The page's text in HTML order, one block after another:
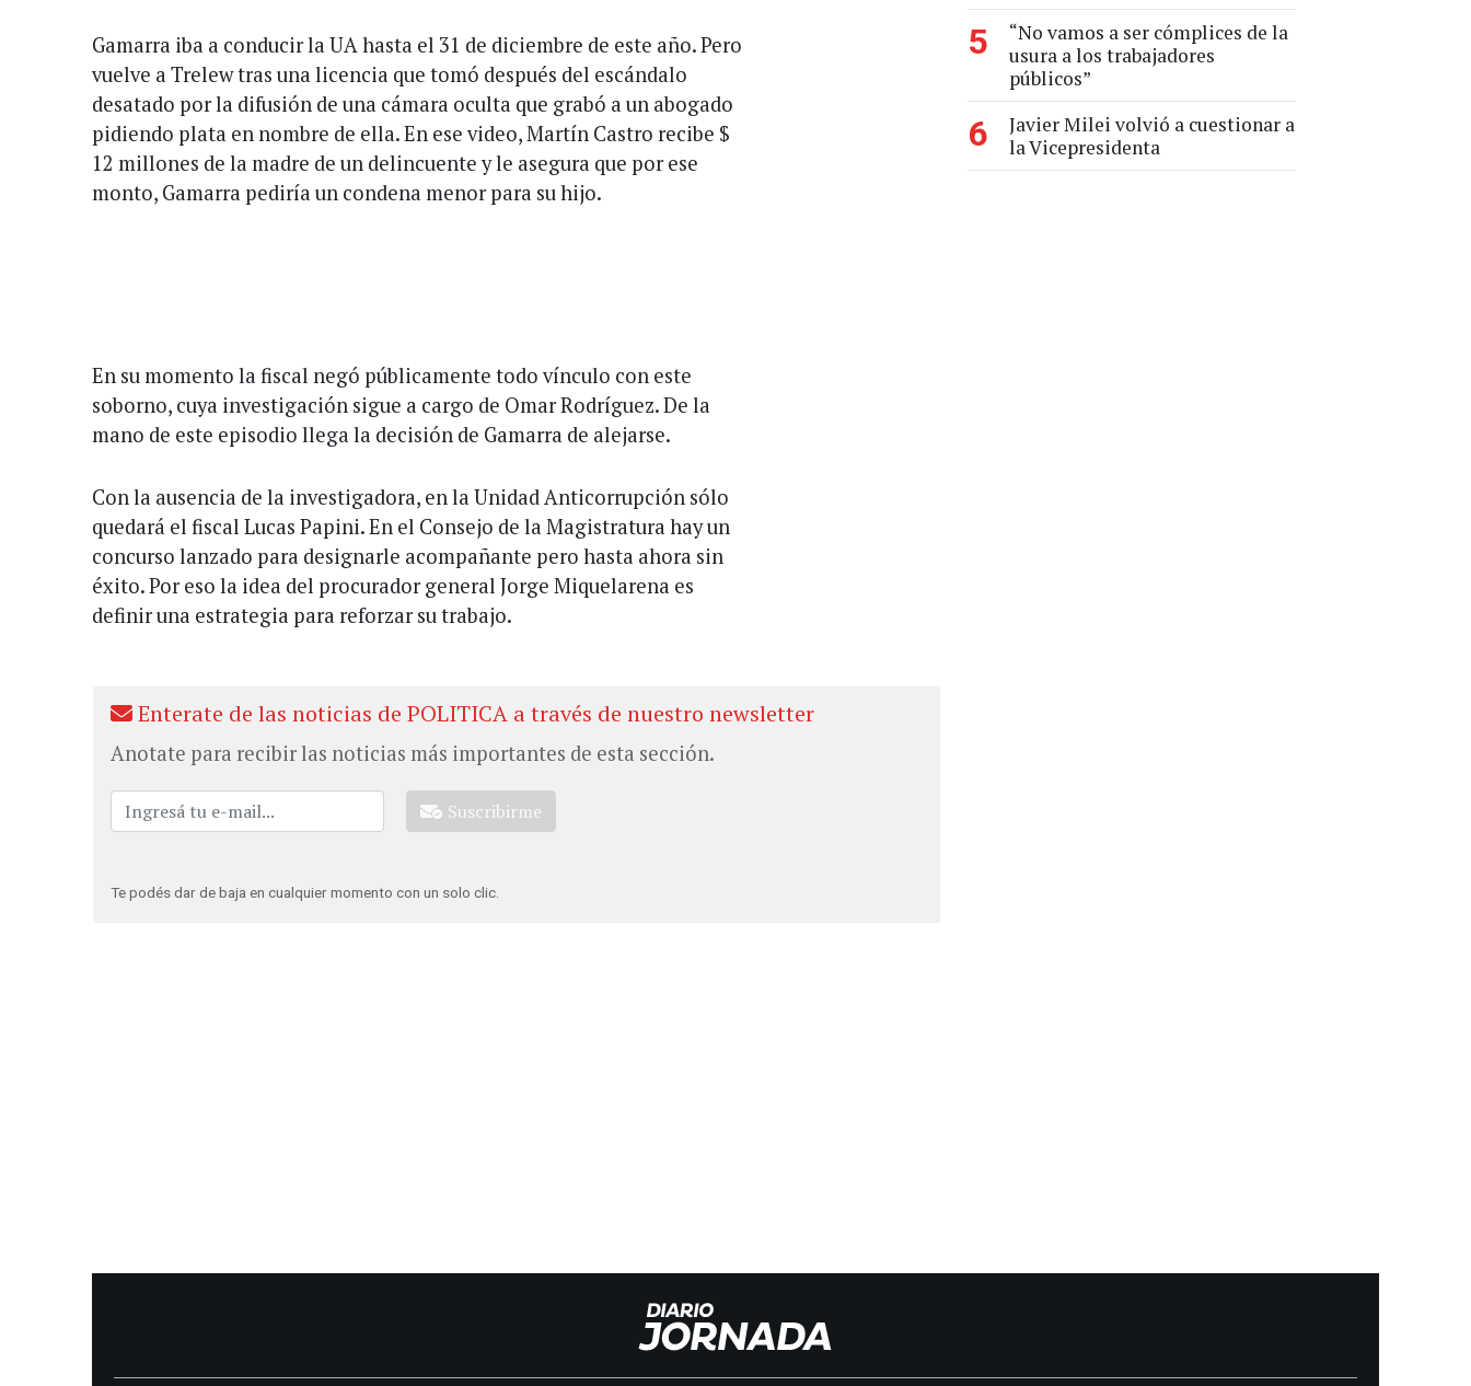
Gamarra iba a conducir la UA hasta el 31 de diciembre de este año. Pero
vuelve a Trelew tras una licencia que tomó después del escándalo
desatado por la difusión de una cámara oculta que grabó a un abogado
pidiendo plata en nombre de ella. En ese video, Martín Castro recibe $
12 millones de la madre de un delincuente y le asegura que por ese
monto, Gamarra pediría un condena menor para su hijo.
En su momento la fiscal negó públicamente todo vínculo con este
soborno, cuya investigación sigue a cargo de Omar Rodríguez. De la
mano de este episodio llega la decisión de Gamarra de alejarse.
Con la ausencia de la investigadora, en la Unidad Anticorrupción sólo
quedará el fiscal Lucas Papini. En el Consejo de la Magistratura hay un
concurso lanzado para designarle acompañante pero hasta ahora sin
éxito. Por eso la idea del procurador general Jorge Miquelarena es
definir una estrategia para reforzar su trabajo.
Enterate de las noticias de POLITICA a través de nuestro newsletter
Anotate para recibir las noticias más importantes de esta sección.
Suscribirme
Te podés dar de baja en cualquier momento con un solo clic.
5
“No vamos a ser cómplices de la
usura a los trabajadores
públicos”
6
Javier Milei volvió a cuestionar a
la Vicepresidenta